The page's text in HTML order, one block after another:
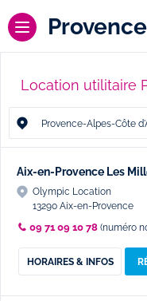
Location utilitaire
Provence-Alpes-Côte
Aix-en-Provence Les
Olympic Location
13290 Aix-en-Provence
09 71 09 10 78 (numéro
HORAIRES & INFOS